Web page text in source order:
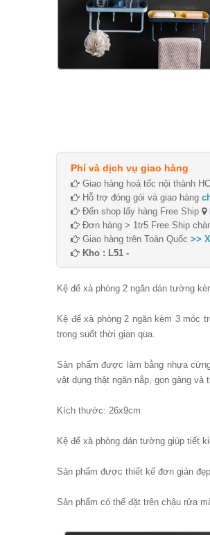
Phí và dịch vụ giao hàng
Giao hàng hoả tốc nội thành
Hỗ trợ đóng gói và giao hàng
Đến shop lấy hàng Free Ship
Đơn hàng > 1tr5 Free Ship
Giao hàng trên Toàn Quốc >>
Kho : L51 -
Kệ để xà phòng 2 ngăn dán tường
Kệ để xà phòng 2 ngăn kèm 3 móc
trong suốt thời gian qua.
Sản phẩm được làm bằng nhựa
vật dụng thật ngăn nắp, gọn gàng và
Kích thước: 26x9cm
Kệ để xà phòng dán tường giúp tiết
Sản phẩm được thiết kế đơn giản
Sản phẩm có thể đặt trên chậu rửa